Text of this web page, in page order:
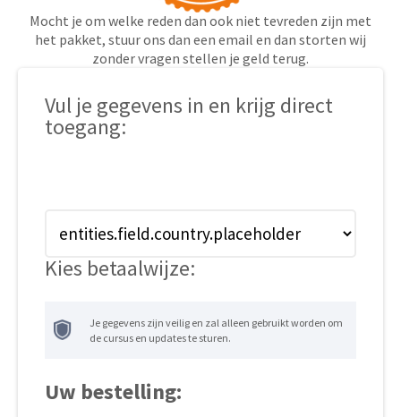
Mocht je om welke reden dan ook niet tevreden zijn met
het pakket, stuur ons dan een email en dan storten wij
zonder vragen stellen je geld terug.
Vul je gegevens in en krijg direct
toegang:
Kies betaalwijze:
Je gegevens zijn veilig en zal alleen gebruikt worden om
de cursus en updates te sturen.
Uw bestelling: